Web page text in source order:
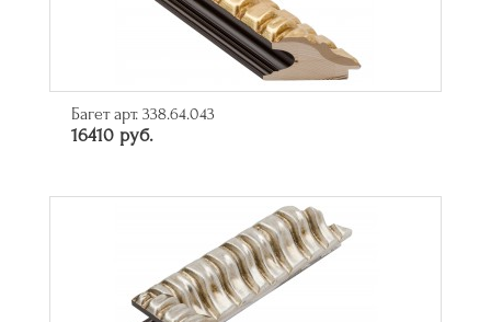
Багет арт. 338.64.043
16410 руб.